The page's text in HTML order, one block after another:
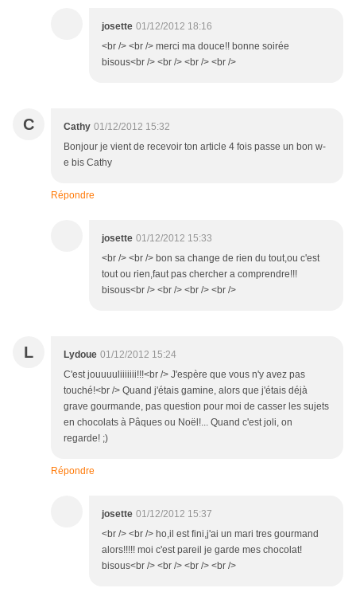
josette 01/12/2012 18:16
<br /> <br /> merci ma douce!! bonne soirée
bisous<br /> <br /> <br /> <br />
C Cathy 01/12/2012 15:32
Bonjour je vient de recevoir ton article 4 fois passe un bon w-
e bis Cathy
Répondre
josette 01/12/2012 15:33
<br /> <br /> bon sa change de rien du tout,ou c'est
tout ou rien,faut pas chercher a comprendre!!!
bisous<br /> <br /> <br /> <br />
L Lydoue 01/12/2012 15:24
C'est jouuuuliiiiiii!!!<br /> J'espère que vous n'y avez pas
touché!<br /> Quand j'étais gamine, alors que j'étais déjà
grave gourmande, pas question pour moi de casser les sujets
en chocolats à Pâques ou Noël!... Quand c'est joli, on
regarde! ;)
Répondre
josette 01/12/2012 15:37
<br /> <br /> ho,il est fini,j'ai un mari tres gourmand
alors!!!!! moi c'est pareil je garde mes chocolat!
bisous<br /> <br /> <br /> <br />